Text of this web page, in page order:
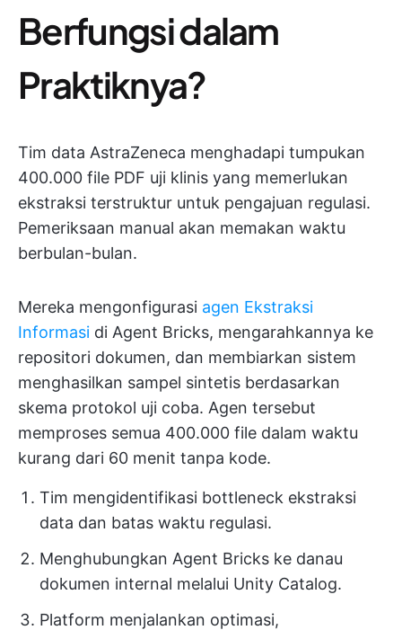
Berfungsi dalam
Praktiknya?
Tim data AstraZeneca menghadapi tumpukan
400.000 file PDF uji klinis yang memerlukan
ekstraksi terstruktur untuk pengajuan regulasi.
Pemeriksaan manual akan memakan waktu
berbulan-bulan.
Mereka mengonfigurasi agen Ekstraksi
Informasi di Agent Bricks, mengarahkannya ke
repositori dokumen, dan membiarkan sistem
menghasilkan sampel sintetis berdasarkan
skema protokol uji coba. Agen tersebut
memproses semua 400.000 file dalam waktu
kurang dari 60 menit tanpa kode.
Tim mengidentifikasi bottleneck ekstraksi
data dan batas waktu regulasi.
Menghubungkan Agent Bricks ke danau
dokumen internal melalui Unity Catalog.
Platform menjalankan optimasi,